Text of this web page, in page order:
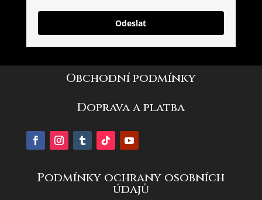
Odeslat
Obchodní podmínky
Doprava a platba
Podmínky ochrany osobních
údajů